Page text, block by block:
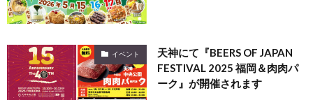
イベント
天神にて『BEERS OF JAPAN
FESTIVAL 2025 福岡＆肉肉パ
ーク』が開催されます